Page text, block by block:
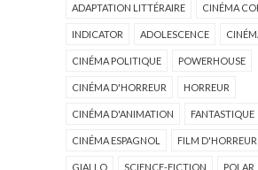
ADAPTATION LITTÉRAIRE CINÉMA
INDICATOR ADOLESCENCE
CINÉMA POLITIQUE POWERHOUSE
CINÉMA D'HORREUR HORREUR
CINÉMA D'ANIMATION FANTASTIQUE
CINÉMA ESPAGNOL FILM D'HORREUR
GIALLO SCIENCE-FICTION POLAR